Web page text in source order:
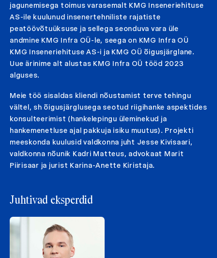
jagunemisega toimus varasemalt KMG Inseneriehituse
AS-ile kuulunud insenertehniliste rajatiste
peatöövõtuüksuse ja sellega seonduva vara üle
andmine KMG Infra OÜ-le, seega on KMG Infra OÜ
KMG Inseneriehituse AS-i ja KMG OÜ õigusjärglane.
Uue ärinime alt alustas KMG Infra OÜ tööd 2023
alguses.
Meie töö sisaldas kliendi nõustamist terve tehingu
vältel, sh õigusjärglusega seotud riigihanke aspektides
konsulteerimist (hankelepingu üleminekud ja
hankemenetluse ajal pakkuja isiku muutus). Projekti
meeskonda kuulusid valdkonna juht Jesse Kivisaari,
valdkonna nõunik Kadri Matteus, advokaat Marit
Piirisaar ja jurist Karina-Anette Kiristaja.
Juhtivad eksperdid